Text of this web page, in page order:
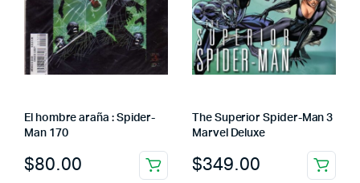
El hombre araña : Spider-
Man 170
$80.00
The Superior Spider-Man 3
Marvel Deluxe
$349.00